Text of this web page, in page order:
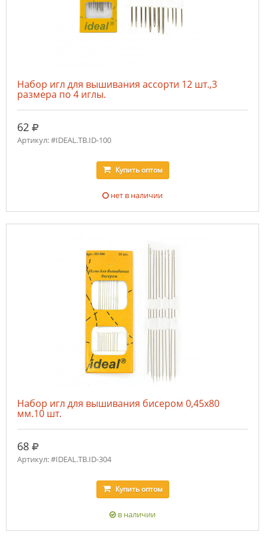
Набор игл для вышивания ассорти 12 шт.,3
размера по 4 иглы.
62 руб.
Артикул: #IDEAL.ТВ.ID-100
Купитьоптом
нет в наличии
Набор игл для вышивания бисером 0,45х80
мм.10 шт.
68 руб.
Артикул: #IDEAL.ТВ.ID-304
Купитьоптом
в наличии